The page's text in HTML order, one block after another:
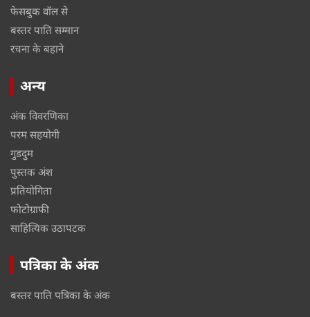
फेसबुक वॉल से
बस्तर पाति सम्मान
रचना के बहाने
अन्य
अंक विवरणिका
परम सहयोगी
गुडदुम
पुस्तक अंश
प्रतियोगिता
फोटोग्राफी
साहित्यिक उठापटक
पत्रिका के अंक
बस्तर पाति पत्रिका के अंक